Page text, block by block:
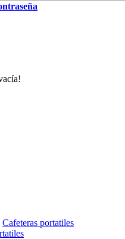
Cafeteras portatiles